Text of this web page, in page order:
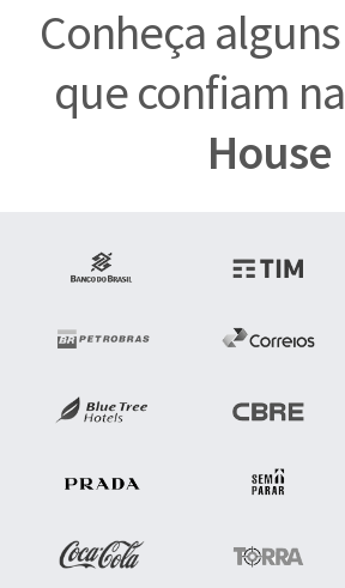
Conheça alguns
que confiam na
House